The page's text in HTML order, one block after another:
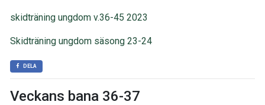
skidträning ungdom v.36-45 2023
Skidträning ungdom säsong 23-24
DELA
Veckans bana 36-37